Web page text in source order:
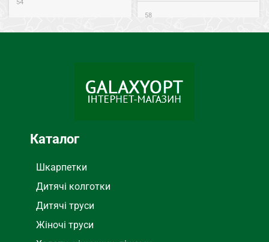
54
СОСТАВ Хлопок
58
ТИП НИЖНЕГО БЕЛЬЯ
Каталог
Шкарпетки
Дитячі колготки
Дитячі труси
Жіночі труси